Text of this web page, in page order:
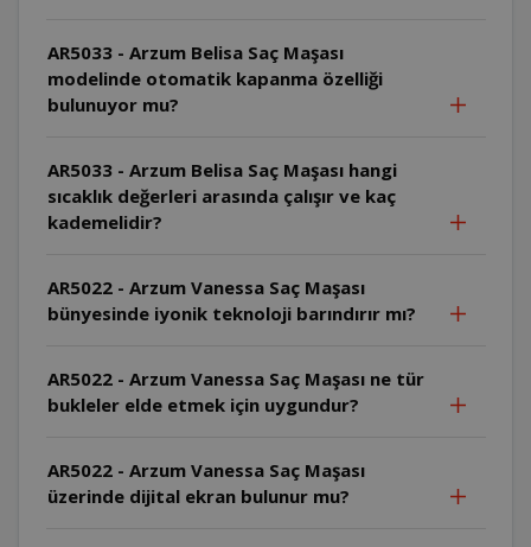
AR5033 - Arzum Belisa Saç Maşası
modelinde otomatik kapanma özelliği
bulunuyor mu?
AR5033 - Arzum Belisa Saç Maşası hangi
sıcaklık değerleri arasında çalışır ve kaç
kademelidir?
AR5022 - Arzum Vanessa Saç Maşası
bünyesinde iyonik teknoloji barındırır mı?
AR5022 - Arzum Vanessa Saç Maşası ne tür
bukleler elde etmek için uygundur?
AR5022 - Arzum Vanessa Saç Maşası
üzerinde dijital ekran bulunur mu?